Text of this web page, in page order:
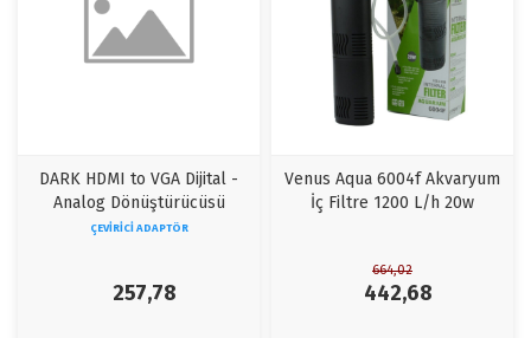
DARK HDMI to VGA Dijital -
Analog Dönüştürücüsü
ÇEVIRICI ADAPTÖR
257,78
Venus Aqua 6004f Akvaryum
İç Filtre 1200 L/h 20w
664,02
442,68